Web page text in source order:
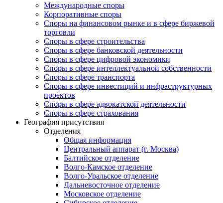
Международные споры
Корпоративные споры
Споры на финансовом рынке и в сфере биржевой
торговли
Споры в сфере строительства
Споры в сфере банковской деятельности
Споры в сфере цифровой экономики
Споры в сфере интеллектуальной собственности
Споры в сфере транспорта
Cпоры в сфере инвестиций и инфраструктурных
проектов
Споры в сфере адвокатской деятельности
Споры в сфере страхования
География присутствия
Отделения
Общая информация
Центральный аппарат (г. Москва)
Балтийское отделение
Волго-Камское отделение
Волго-Уральское отделение
Дальневосточное отделение
Московское отделение